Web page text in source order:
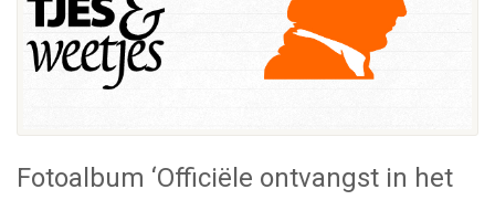
Fotoalbum ‘Officiële ontvangst in het